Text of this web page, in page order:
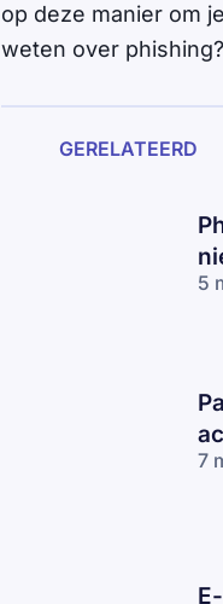
op deze manier om
weten over phishing?
GERELATEERD
5
7